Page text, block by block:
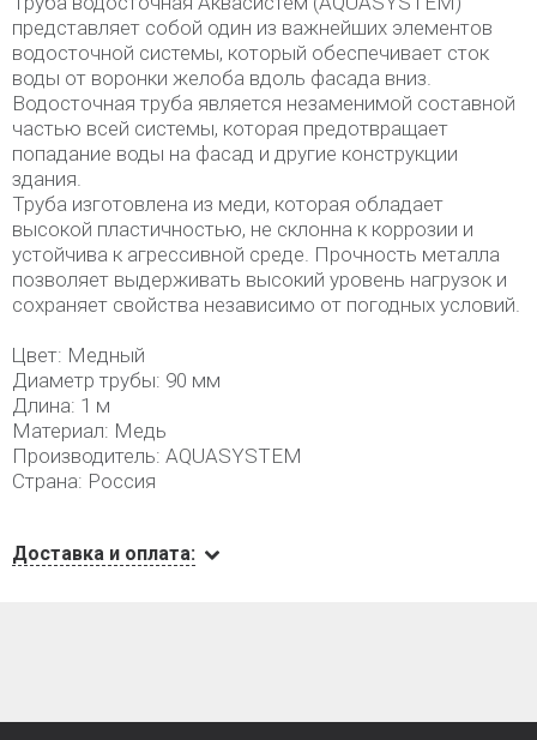
представляет собой один из важнейших элементов
водосточной системы, который обеспечивает сток
воды от воронки желоба вдоль фасада вниз.
Водосточная труба является незаменимой составной
частью всей системы, которая предотвращает
попадание воды на фасад и другие конструкции
здания.
Труба изготовлена из меди, которая обладает
высокой пластичностью, не склонна к коррозии и
устойчива к агрессивной среде. Прочность металла
позволяет выдерживать высокий уровень нагрузок и
сохраняет свойства независимо от погодных условий.
Цвет: Медный
Диаметр трубы: 90 мм
Длина: 1 м
Материал: Медь
Производитель: AQUASYSTEM
Страна: Россия
Доставка и оплата: